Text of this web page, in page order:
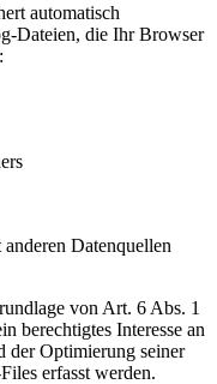
automatisch
Dateien, die Ihr Browser
Datenquellen
von Art. 6 Abs. 1
berechtigtes Interesse an
der Optimierung seiner
erfasst werden.